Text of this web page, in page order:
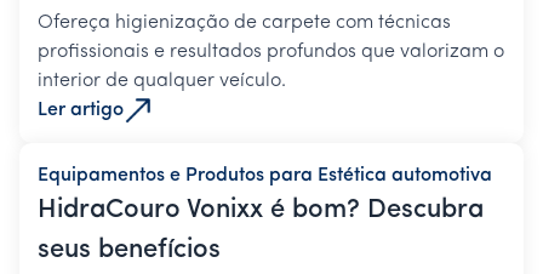
Ofereça higienização de carpete com técnicas
profissionais e resultados profundos que valorizam o
interior de qualquer veículo.
Ler artigo
Equipamentos e Produtos para Estética automotiva
HidraCouro Vonixx é bom? Descubra
seus benefícios